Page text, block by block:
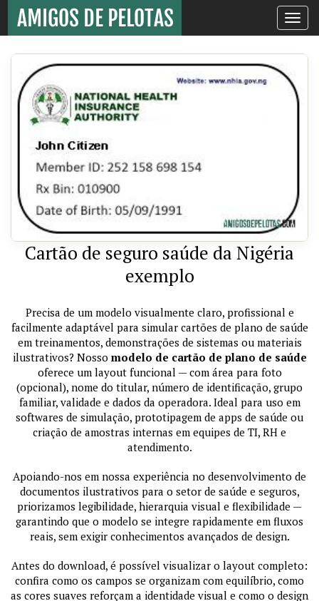
Toggle
Cartão de seguro saúde da Nigéria
exemplo
Precisa de um modelo visualmente claro, profissional e
facilmente adaptável para simular cartões de plano de saúde
em treinamentos, demonstrações de sistemas ou materiais
ilustrativos? Nosso modelo de cartão de plano de saúde
oferece um layout funcional — com área para foto
(opcional), nome do titular, número de identificação, grupo
familiar, validade e dados da operadora. Ideal para uso em
softwares de simulação, prototipagem de apps de saúde ou
criação de amostras internas em equipes de TI, RH e
atendimento.
Apoiando-nos em nossa experiência no desenvolvimento de
documentos ilustrativos para o setor de saúde e seguros,
priorizamos legibilidade, hierarquia visual e flexibilidade —
garantindo que o modelo se integre rapidamente em fluxos
reais, sem exigir conhecimentos avançados de design.
Antes do download, é possível visualizar o layout completo:
confira como os campos se organizam com equilíbrio, como
as cores suaves reforçam a identidade visual e como o design